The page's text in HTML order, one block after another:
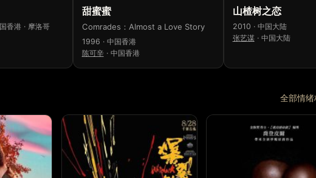
香港 · 摩洛哥
甜蜜蜜
Comrades：Almost a Love Story
1996 · 中国香港
陈可辛 · 中国香港
山楂树之恋
2010 · 中国大陆
张艺谋 · 中国大陆
全部情